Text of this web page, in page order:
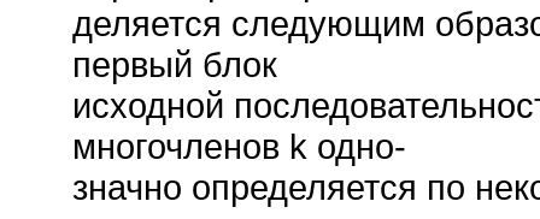
деляется следующим
первый блок
исходной
многочленов k одно-
значно определяется по